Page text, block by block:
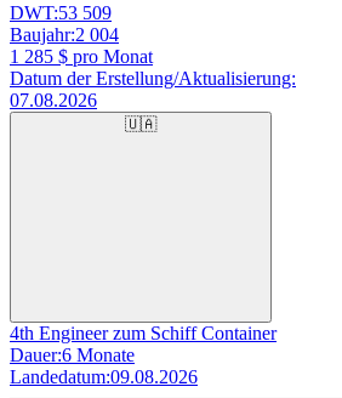
DWT:53 509
Baujahr:2 004
1 285 $ pro Monat
Datum der Erstellung/Aktualisierung:
07.08.2026
🇺🇦
4th Engineer zum Schiff Container
Dauer:6 Monate
Landedatum:09.08.2026